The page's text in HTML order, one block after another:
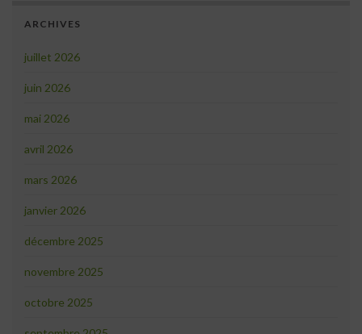
ARCHIVES
juillet 2026
juin 2026
mai 2026
avril 2026
mars 2026
janvier 2026
décembre 2025
novembre 2025
octobre 2025